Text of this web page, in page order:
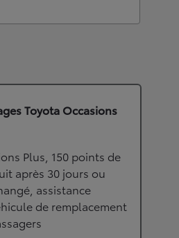
Toyota Occasions
Plus, 150 points de
après 30 jours ou
assistance
de remplacement